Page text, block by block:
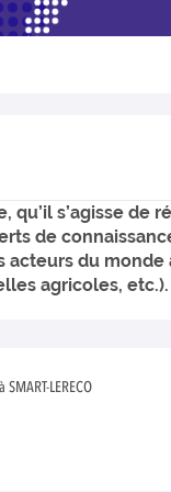
s’agisse de
de
du
agricoles, etc.).
LERECO